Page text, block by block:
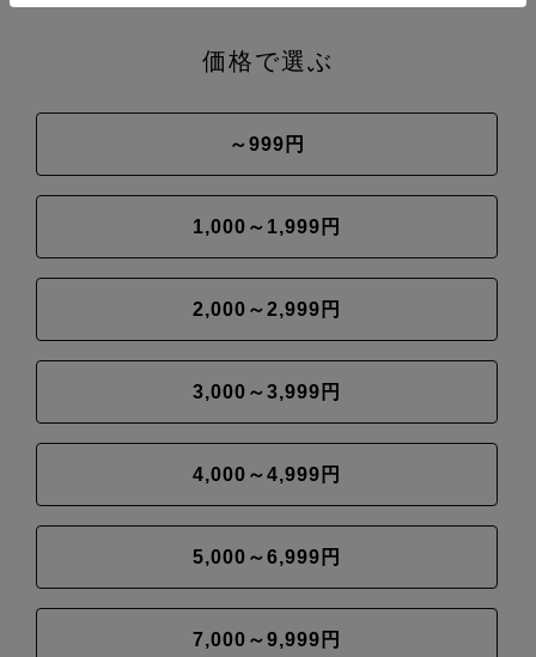
価格で選ぶ
～999円
1,000～1,999円
2,000～2,999円
3,000～3,999円
4,000～4,999円
5,000～6,999円
7,000～9,999円